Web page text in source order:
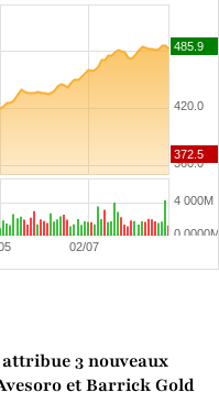
3 nouveaux
et Barrick Gold